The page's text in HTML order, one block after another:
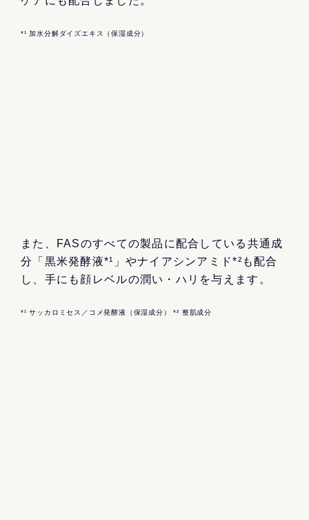
*¹ 加水分解ダイズエキス（保湿成分）
また、FASのすべての製品に配合している共通成
分「黒米発酵液*¹」やナイアシンアミド*²も配合
し、手にも顔レベルの潤い・ハリを与えます。
*¹ サッカロミセス／コメ発酵液（保湿成分） *² 整肌成分